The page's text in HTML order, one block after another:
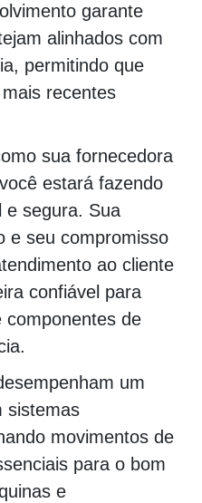
garante
alinhados com
permitindo que
recentes
sua fornecedora
estará fazendo
e segura. Sua
e seu compromisso
ao cliente
confiável para
componentes de
um
sistemas
movimentos de
para o bom
e